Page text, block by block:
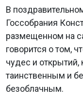
В
Госсобрания
размещенном на
говорится о том,
чудес и открытий,
таинственным и
безоблачным.